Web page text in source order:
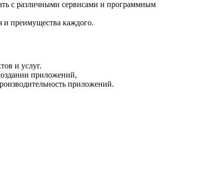
с различными сервисами и программным
и преимущества каждого.
и услуг.
приложений,
приложений.